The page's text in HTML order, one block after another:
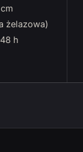
żelazowa)
h